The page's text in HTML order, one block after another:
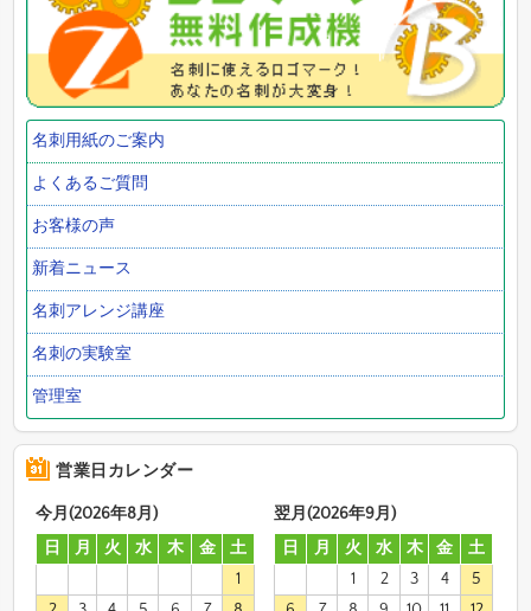
名刺用紙のご案内
よくあるご質問
お客様の声
新着ニュース
名刺アレンジ講座
名刺の実験室
管理室
営業日カレンダー
今月(2026年8月)
日
月 火 水 木 金
土
1
翌月(2026年9月)
日
月 火 水 木 金
土
1
2 3 4
5